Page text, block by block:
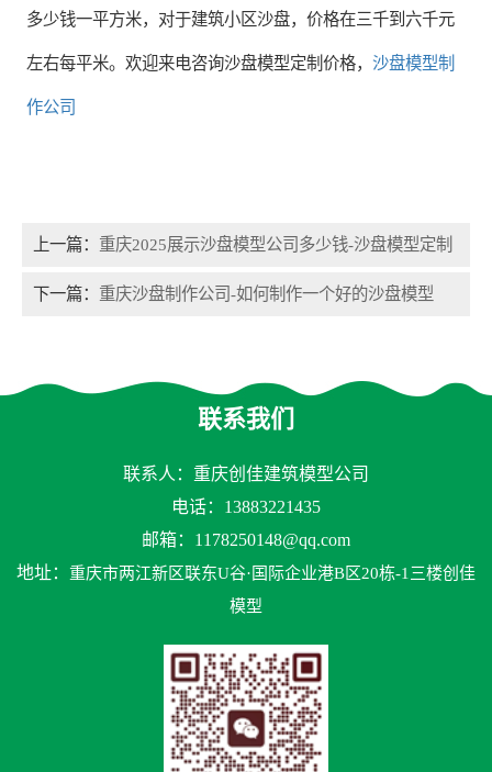
多少钱一平方米，对于建筑小区沙盘，价格在三千到六千元
左右每平米。欢迎来电咨询沙盘模型定制价格， 沙盘模型制
作公司
上一篇： 重庆2025展示沙盘模型公司多少钱-沙盘模型定制
下一篇： 重庆沙盘制作公司-如何制作一个好的沙盘模型
联系我们
联系人：重庆创佳建筑模型公司
电话：13883221435
邮箱： 1178250148@qq.com
地址： 重庆市两江新区联东U谷·国际企业港B区20栋-1三楼创佳
模型